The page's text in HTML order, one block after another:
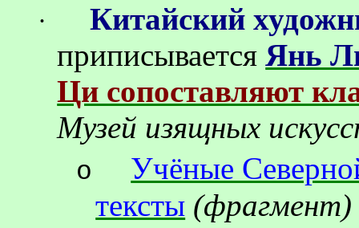
·
Китайский
приписываетсяЯнь
Ци сопоставляют
Музей изящных
o
Учёные
тексты (фрагмент)